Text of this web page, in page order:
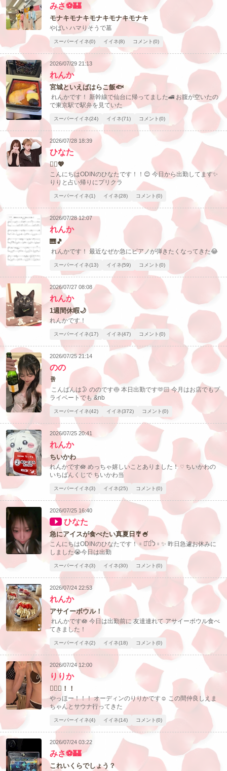
みさ⚽🏰
モナキモナキモナキモナキモナキ
やばい ハマりそうで墓
スーパーイイネ(0) イイネ(8) コメント(0)
2026/07/29 21:13
れんか
宮城といえばはらこ飯🐟
れんかです！ 新幹線で仙台に帰ってました🚄 お腹が空いたの
で東京駅で駅弁を見ていた
スーパーイイネ(24) イイネ(71) コメント(0)
2026/07/28 18:39
ひなた
🧏‍♀️💖
こんにちはODINのひなたです！！😊 今日から出勤してます✨️
りりと占い帰りにプリクラ
スーパーイイネ(1) イイネ(28) コメント(0)
2026/07/28 12:07
れんか
🎹🎵
れんかです！ 最近なぜか急にピアノが弾きたくなってきた😂
スーパーイイネ(13) イイネ(59) コメント(0)
2026/07/27 08:08
れんか
1週間休暇🌙
れんかです！
スーパーイイネ(17) イイネ(47) コメント(0)
2026/07/25 21:14
のの
🥂
こんばんは🌛 ののです🍥 本日出勤です🫶🏻 今月はお店でもプ
ライベートでも &nb
スーパーイイネ(42) イイネ(372) コメント(0)
2026/07/25 20:41
れんか
ちいかわ
れんかです🪷 めっちゃ嬉しいことありました！ ♡ ちいかわの
いちばんくじで ちいかわ当
スーパーイイネ(3) イイネ(25) コメント(0)
2026/07/25 16:40
ひなた
急にアイスが食べたい真夏日🎐🍧
こんにちはODINのひなたです！𐄑𐅁̂ ⩊፟ ̂𐅀𐄑✨️ 昨日急遽お休みに
しました😭今日は出勤
スーパーイイネ(3) イイネ(30) コメント(0)
2026/07/24 22:53
れんか
アサイーボウル！
れんかです🪷 今日は出勤前に 友達連れて アサイーボウル食べ
てきました！
スーパーイイネ(2) イイネ(18) コメント(0)
2026/07/24 12:00
りりか
🧖🏻‍♀️！！
やっほー！！！ オーディンのりりかです☺︎ この間仲良しえま
ちゃんとサウナ行ってきた
スーパーイイネ(4) イイネ(14) コメント(0)
2026/07/24 03:22
みさ⚽🏰
これいくらでしょう？
このお店をシェアする
X (旧Twitter)
お店のURLをコピー
会員ログイン
女の子ログイン
店舗ログイン
新規会員登録
北海道
甲信越 北陸
東海 関西
中四国 九州
全国TOP